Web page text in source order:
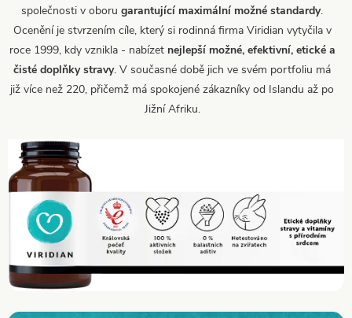
společnosti v oboru garantující maximální možné standardy.
Ocenění je stvrzením cíle, který si rodinná firma Viridian vytyčila v
roce 1999, kdy vznikla - nabízet nejlepší možné, efektivní, etické a
čisté doplňky stravy. V současné době jich ve svém portfoliu má
již více než 220, přičemž má spokojené zákazníky od Islandu až po
Jižní Afriku.